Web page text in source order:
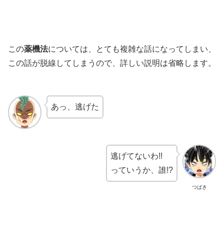
この薬機法については、とても複雑な話になってしまい、
この話が脱線してしまうので、詳しい説明は省略します。
あっ、逃げた
つばき
逃げてないわ!!
っていうか、誰!?